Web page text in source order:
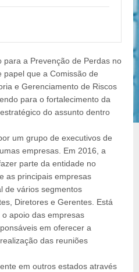
a Prevenção de Perdas no
papel que a Comissão de
e Gerenciamento de Riscos
para o fortalecimento da
do assunto dentro
um grupo de executivos de
empresas. Em 2016, a
parte da entidade no
as principais empresas
de vários segmentos
Diretores e Gerentes. Está
apoio das empresas
em oferecer a
das reuniões
em outros estados através